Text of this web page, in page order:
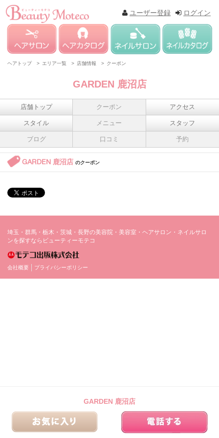
ログイン
ユーザー登録
ヘアトップ > エリア一覧 > 店舗情報 > クーポン
GARDEN 鹿沼店
店舗トップ クーポン アクセス
スタイル メニュー スタッフ
ブログ 口コミ 予約
GARDEN 鹿沼店 のクーポン
GARDEN 鹿沼店
埼玉・群馬・栃木・茨城・長野の美容院・美容室・ヘアサロン・ネイルサロ
ンを探すならビューティーモテコ
会社概要 プライバシーポリシー